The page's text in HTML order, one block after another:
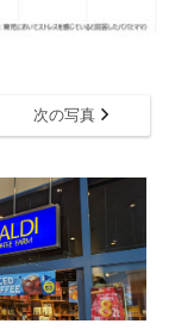
次の写真